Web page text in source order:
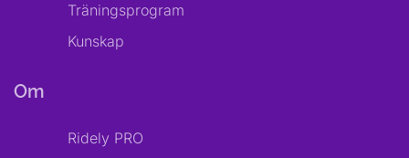
Träningsprogram
Kunskap
Om
Ridely PRO